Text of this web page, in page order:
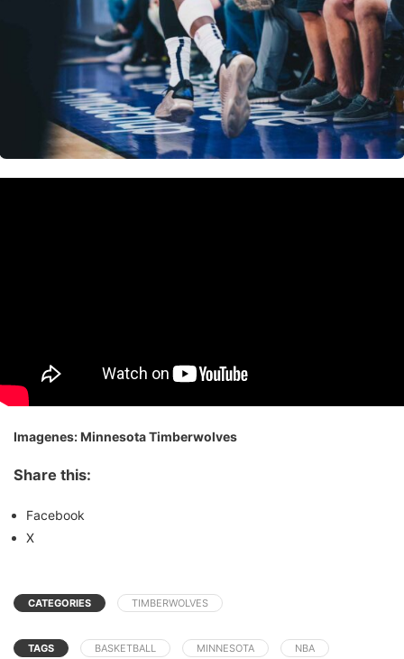
Imagenes: Minnesota Timberwolves
Share this:
Facebook
X
CATEGORIES TIMBERWOLVES
TAGS BASKETBALL MINNESOTA NBA